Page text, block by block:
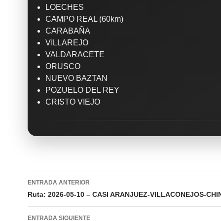
LOECHES
CAMPO REAL (60km)
CARABAÑA
VILLAREJO
VALDARACETE
ORUSCO
NUEVO BAZTAN
POZUELO DEL REY
CRISTO VIEJO
Navegación
de
entradas
ENTRADA ANTERIOR
Ruta: 2026-05-10 – CASI ARANJUEZ-VILLACONEJOS-
ENTRADA SIGUIENTE